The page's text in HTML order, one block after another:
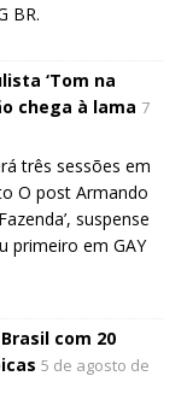
BR.
‘Tom na
chega à lama 7
três sessões em
O post Armando
suspense
primeiro em GAY
com 20
5 de agosto de